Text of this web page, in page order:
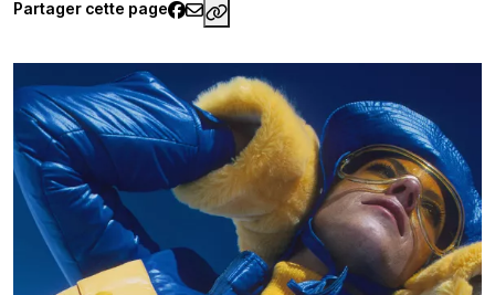
Partager cette page https://